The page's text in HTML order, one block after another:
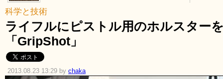
科学と技術
ライフルにピストル用のホルスター
「GripShot」
2013.08.23 13:29 by chaka